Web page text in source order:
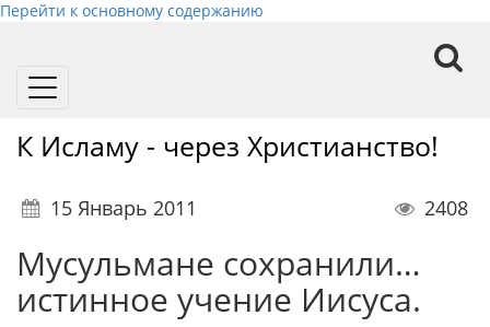
Перейти к основному содержанию
Toggle
К Исламу - через Христианство!
15 Январь 2011 2408
Мусульмане сохранили…
истинное учение Иисуса.